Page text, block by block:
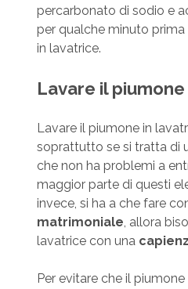
percarbonato di sodio e
per qualche minuto
in lavatrice.
Lavare il
Lavare il piumone in
soprattutto se si tratta di
che non ha problemi a
maggior parte di questi
invece, si ha a che fare
matrimoniale, allora
lavatrice con una
Per evitare che il